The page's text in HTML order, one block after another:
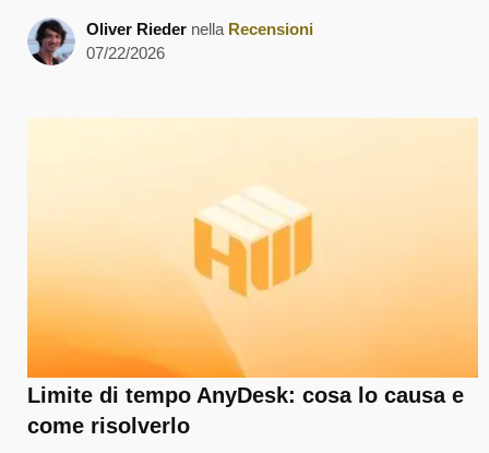
Oliver Rieder nella Recensioni
07/22/2026
Limite di tempo AnyDesk: cosa lo causa e
come risolverlo